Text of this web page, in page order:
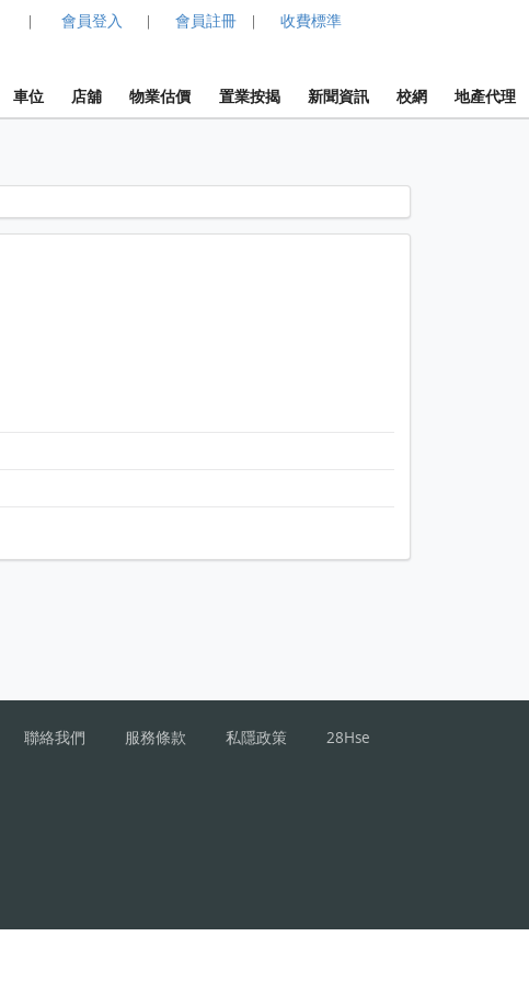
| 會員登入 | 會員註冊 | 收費標準
車位 店舖 物業估價 置業按揭 新聞資訊 校網 地產代理
聯絡我們 服務條款 私隱政策 28Hse